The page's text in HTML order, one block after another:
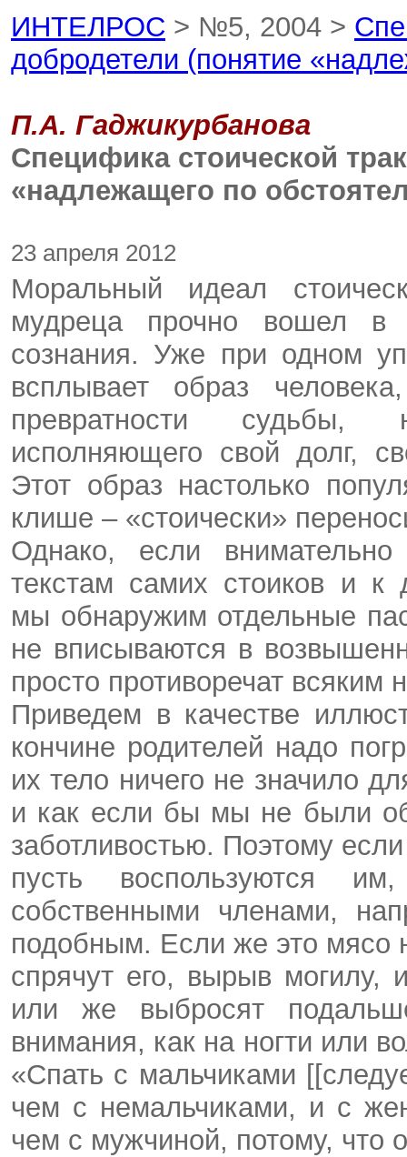
ИНТЕЛРОС > №5, 2004 >
добродетели (понятие
П.А. Гаджикурбанова
Специфика стоической
«надлежащего по
23 апреля 2012
Моральный идеал
мудреца прочно вошел в
сознания. Уже при одном
всплывает образ
превратности судьбы,
исполняющего свой долг,
Этот образ настолько
клише – «стоически»
Однако, если
текстам самих стоиков и к
мы обнаружим отдельные
не вписываются в
просто противоречат
Приведем в качестве
кончине родителей надо
их тело ничего не значило
и как если бы мы не были
заботливостью. Поэтому
пусть воспользуются
собственными членами,
подобным. Если же это мясо
спрячут его, вырыв могилу,
или же выбросят
внимания, как на ногти или
«Спать с мальчиками
чем с немальчиками, и с
чем с мужчиной, потому, что